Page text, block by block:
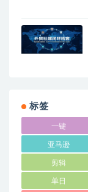
标签
一键
亚马逊
剪辑
单日